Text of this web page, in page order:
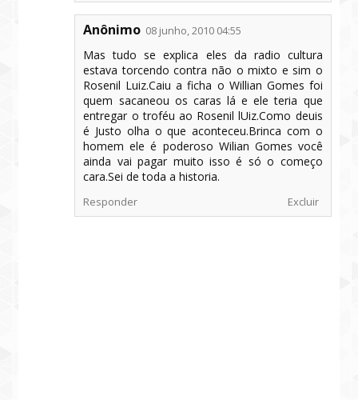
Anônimo 08 junho, 2010 04:55
Mas tudo se explica eles da radio cultura
estava torcendo contra não o mixto e sim o
Rosenil Luiz.Caiu a ficha o Willian Gomes foi
quem sacaneou os caras lá e ele teria que
entregar o troféu ao Rosenil lUiz.Como deuis
é Justo olha o que aconteceu.Brinca com o
homem ele é poderoso Wilian Gomes você
ainda vai pagar muito isso é só o começo
cara.Sei de toda a historia.
Responder Excluir